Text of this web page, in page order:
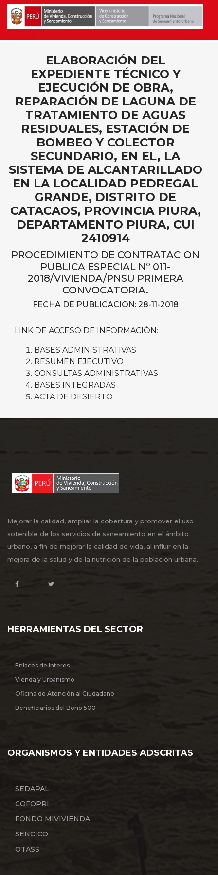
ELABORACIÓN DEL
EXPEDIENTE TÉCNICO Y
EJECUCIÓN DE OBRA,
REPARACIÓN DE LAGUNA DE
TRATAMIENTO DE AGUAS
RESIDUALES, ESTACIÓN DE
BOMBEO Y COLECTOR
SECUNDARIO, EN EL, LA
SISTEMA DE ALCANTARILLADO
EN LA LOCALIDAD PEDREGAL
GRANDE, DISTRITO DE
CATACAOS, PROVINCIA PIURA,
DEPARTAMENTO PIURA, CUI
2410914
PROCEDIMIENTO DE CONTRATACION
PUBLICA ESPECIAL N° 011-
2018/VIVIENDA/PNSU PRIMERA
CONVOCATORIA.
FECHA DE PUBLICACION: 28-11-2018
LINK DE ACCESO DE INFORMACIÓN:
BASES ADMINISTRATIVAS
RESUMEN EJECUTIVO
CONSULTAS ADMINISTRATIVAS
BASES INTEGRADAS
ACTA DE DESIERTO
Mejorar la calidad, ampliar la cobertura y promover el uso
sotenible de los servicios de saneamiento en el ámbito
urbano, a fin de mejorar la calidad de vida, al influir en la
mejora de la salud y de la nutrición de la población urbana.
HERRAMIENTAS DEL SECTOR
Enlaces de Interes
Vienda y Urbanismo
Oficina de Atención al Ciudadano
Beneficiarios del Bono 500
ORGANISMOS Y ENTIDADES ADSCRITAS
SEDAPAL
COFOPRI
FONDO MIVIVIENDA
SENCICO
OTASS